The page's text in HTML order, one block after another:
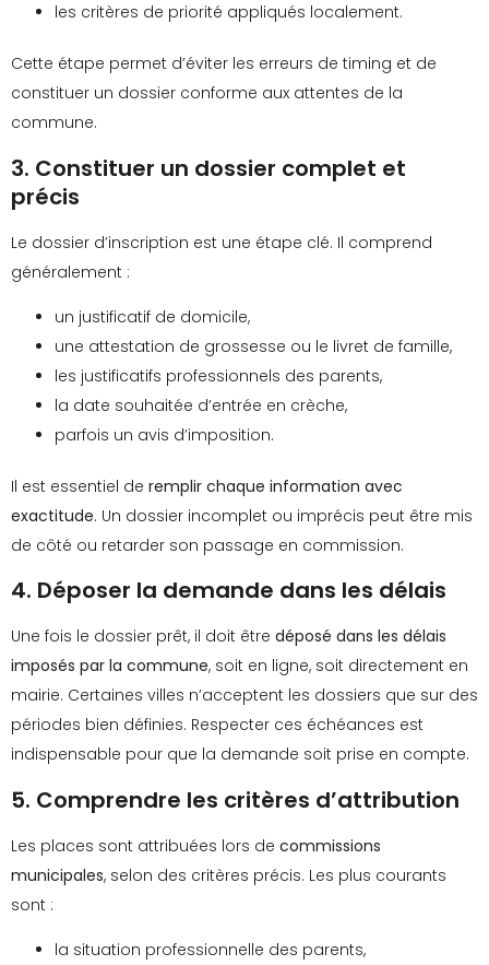
les critères de priorité appliqués localement.
Cette étape permet d’éviter les erreurs de timing et de
constituer un dossier conforme aux attentes de la
commune.
3. Constituer un dossier complet et
précis
Le dossier d’inscription est une étape clé. Il comprend
généralement :
un justificatif de domicile,
une attestation de grossesse ou le livret de famille,
les justificatifs professionnels des parents,
la date souhaitée d’entrée en crèche,
parfois un avis d’imposition.
Il est essentiel de remplir chaque information avec
exactitude. Un dossier incomplet ou imprécis peut être mis
de côté ou retarder son passage en commission.
4. Déposer la demande dans les délais
Une fois le dossier prêt, il doit être déposé dans les délais
imposés par la commune, soit en ligne, soit directement en
mairie. Certaines villes n’acceptent les dossiers que sur des
périodes bien définies. Respecter ces échéances est
indispensable pour que la demande soit prise en compte.
5. Comprendre les critères d’attribution
Les places sont attribuées lors de commissions
municipales, selon des critères précis. Les plus courants
sont :
la situation professionnelle des parents,